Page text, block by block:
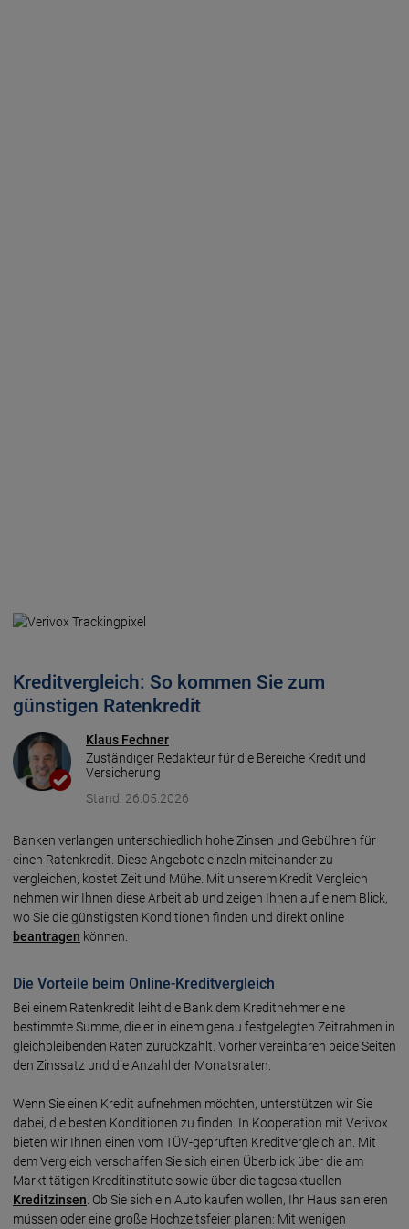
Kreditvergleich: So kommen Sie zum
günstigen Ratenkredit
Klaus Fechner
Zuständiger Redakteur für die Bereiche Kredit und
Versicherung
Stand: 26.05.2026
Banken verlangen unterschiedlich hohe Zinsen und Gebühren für
einen Ratenkredit. Diese Angebote einzeln miteinander zu
vergleichen, kostet Zeit und Mühe. Mit unserem Kredit Vergleich
nehmen wir Ihnen diese Arbeit ab und zeigen Ihnen auf einem Blick,
wo Sie die günstigsten Konditionen finden und direkt online
beantragen können.
Die Vorteile beim Online-Kreditvergleich
Bei einem Ratenkredit leiht die Bank dem Kreditnehmer eine
bestimmte Summe, die er in einem genau festgelegten Zeitrahmen in
gleichbleibenden Raten zurückzahlt. Vorher vereinbaren beide Seiten
den Zinssatz und die Anzahl der Monatsraten.
Wenn Sie einen Kredit aufnehmen möchten, unterstützen wir Sie
dabei, die besten Konditionen zu finden. In Kooperation mit Verivox
bieten wir Ihnen einen vom TÜV-geprüften Kreditvergleich an. Mit
dem Vergleich verschaffen Sie sich einen Überblick über die am
Markt tätigen Kreditinstitute sowie über die tagesaktuellen
Kreditzinsen . Ob Sie sich ein Auto kaufen wollen, Ihr Haus sanieren
müssen oder eine große Hochzeitsfeier planen: Mit wenigen